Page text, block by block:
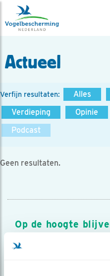
Actueel
Verfijn resultaten: Alles
Verdieping
Opinie
Podcast
Geen resultaten.
Op de hoogte
Meld je aan en ontvang
over vogels en activiteiten